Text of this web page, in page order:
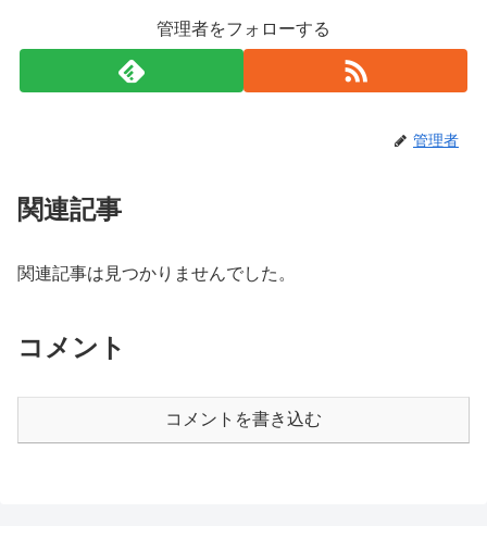
管理者をフォローする
管理者
関連記事
関連記事は見つかりませんでした。
コメント
コメントを書き込む